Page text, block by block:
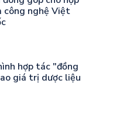
công nghệ Việt
hợp tác "đồng
giá trị dược liệu